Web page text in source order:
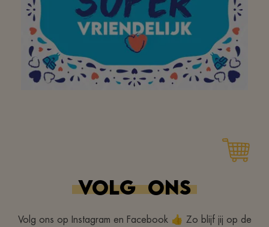
gentillesse
VOLG ONS
Volg ons op Instagram en Facebook 👍 Zo blijf jij op de